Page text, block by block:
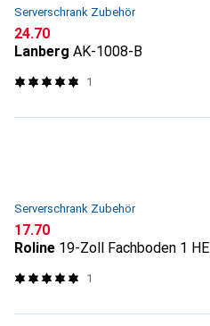
Serverschrank Zubehör
CHF
24.70
Lanberg AK-1008-B
1
Serverschrank Zubehör
CHF
17.70
Roline 19-Zoll Fachboden 1 HE
1